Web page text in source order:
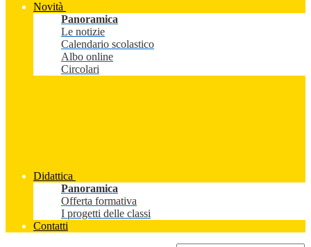
Novità
Panoramica
Le notizie
Calendario scolastico
Albo online
Circolari
Didattica
Panoramica
Offerta formativa
I progetti delle classi
Contatti